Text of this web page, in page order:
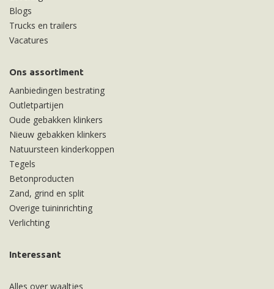
Blogs
Trucks en trailers
Vacatures
Ons assortiment
Aanbiedingen bestrating
Outletpartijen
Oude gebakken klinkers
Nieuw gebakken klinkers
Natuursteen kinderkoppen
Tegels
Betonproducten
Zand, grind en split
Overige tuininrichting
Verlichting
Interessant
Alles over waaltjes